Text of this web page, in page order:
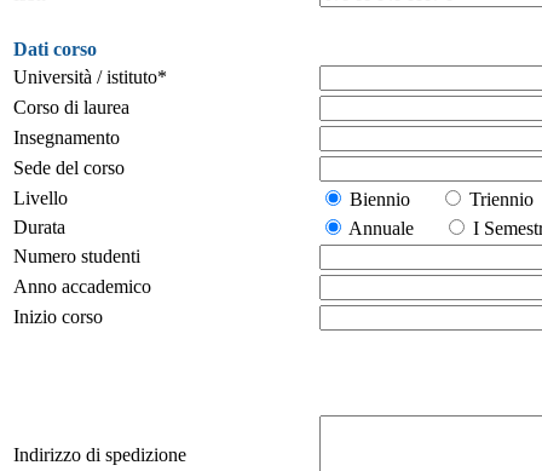
Dati corso
Università / istituto*
Corso di laurea
Insegnamento
Sede del corso
Livello
Biennio
Durata
Annuale
I
Numero studenti
Anno accademico
Inizio corso
Indirizzo di spedizione